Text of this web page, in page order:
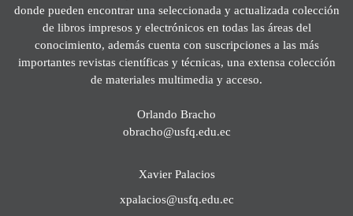
donde pueden encontrar una seleccionada y actualizada colección
de libros impresos y electrónicos en todas las áreas del
conocimiento, además cuenta con suscripciones a las más
importantes revistas científicas y técnicas, una extensa colección
de materiales multimedia y acceso.
Orlando Bracho
obracho@usfq.edu.ec
Xavier Palacios
xpalacios@usfq.edu.ec